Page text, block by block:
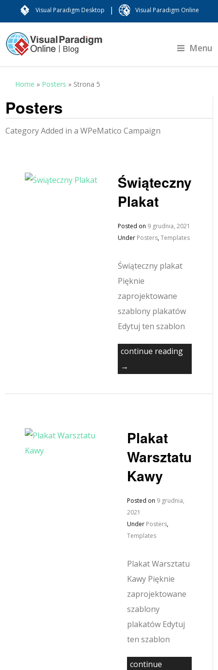
Visual Paradigm Desktop | Visual Paradigm Online
Menu
Home » Posters » Strona 5
Posters
Category Added in a WPeMatico Campaign
Świąteczny
Plakat
Posted on 9 grudnia, 2021
Under Posters,Templates
Świąteczny plakat
Pięknie
zaprojektowane
szablony plakatów
Edytuj ten szablon
continue reading
→
Plakat
Warsztatu
Kawy
Posted on 9 grudnia,
2021
Under Posters,
Templates
Plakat Warsztatu
Kawy Pięknie
zaprojektowane
szablony
plakatów Edytuj
ten szablon
continue